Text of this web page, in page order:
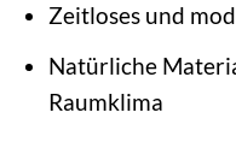
Zeitloses und
Natürliche
Raumklima